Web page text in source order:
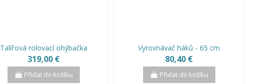
Talířová rolovací ohýbačka
319,00 €
Přidat do košíku
Vyrovnávač háků - 65 cm
80,40 €
Přidat do košíku